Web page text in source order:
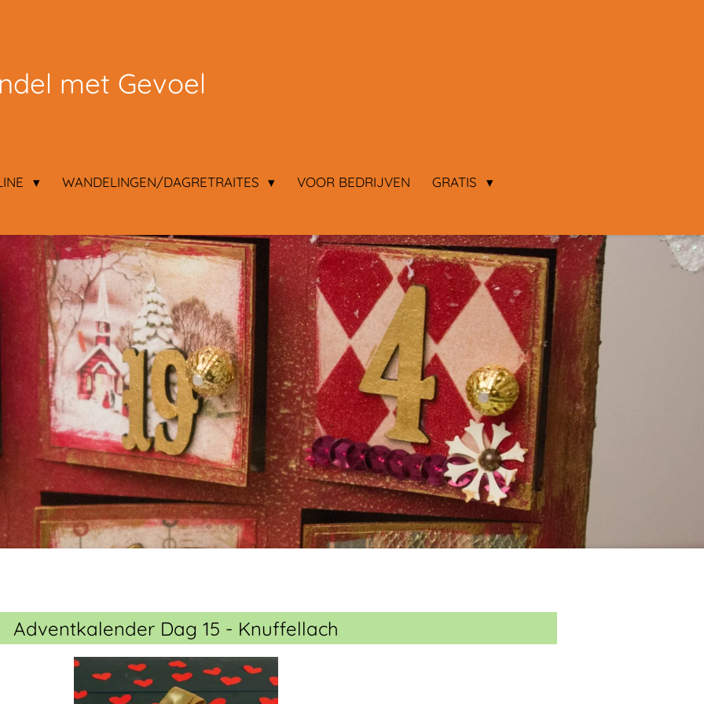
met Gevoel
WANDELINGEN/DAGRETRAITES VOOR BEDRIJVEN
GRATIS
Adventkalender Dag 15 - Knuffellach